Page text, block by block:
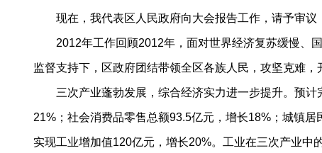
现在，我代表区人民政府向大会报告工作，请予审议
2012年工作回顾2012年，面对世界经济复苏缓慢、国
监督支持下，区政府团结带领全区各族人民，攻坚克难
三次产业蓬勃发展，综合经济实力进一步提升。预计
21%；社会消费品零售总额93.5亿元，增长18%；城镇
实现工业增加值120亿元，增长20%。工业在三次产业